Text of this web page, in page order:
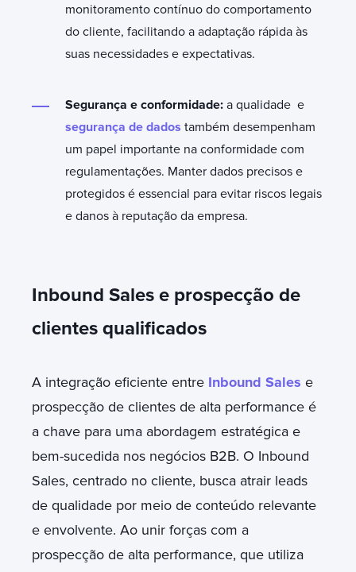
monitoramento contínuo do comportamento
do cliente, facilitando a adaptação rápida às
suas necessidades e expectativas.
Segurança e conformidade: a qualidade e
segurança de dados também desempenham
um papel importante na conformidade com
regulamentações. Manter dados precisos e
protegidos é essencial para evitar riscos legais
e danos à reputação da empresa.
Inbound Sales e prospecção de
clientes qualificados
A integração eficiente entre Inbound Sales e
prospecção de clientes de alta performance é
a chave para uma abordagem estratégica e
bem-sucedida nos negócios B2B. O Inbound
Sales, centrado no cliente, busca atrair leads
de qualidade por meio de conteúdo relevante
e envolvente. Ao unir forças com a
prospecção de alta performance, que utiliza